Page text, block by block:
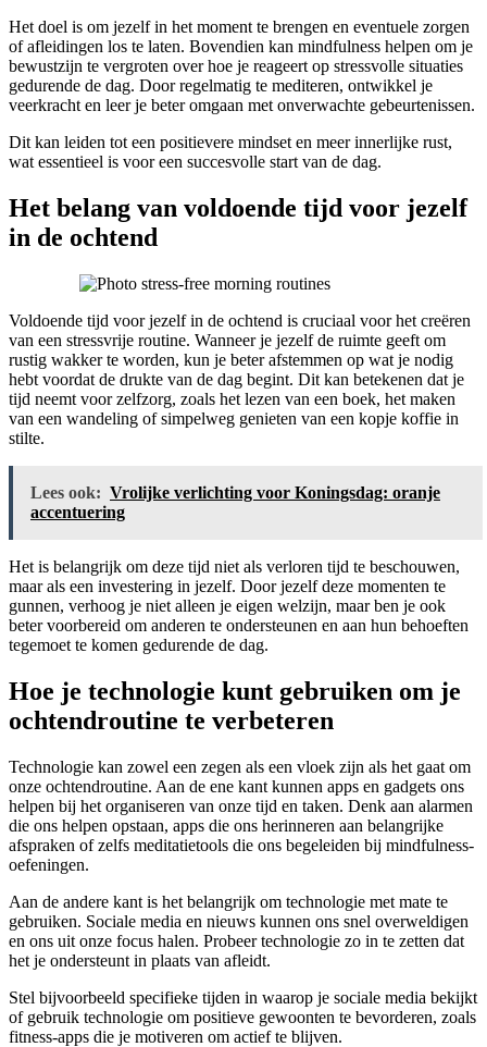
Het doel is om jezelf in het moment te brengen en eventuele zorgen
of afleidingen los te laten. Bovendien kan mindfulness helpen om je
bewustzijn te vergroten over hoe je reageert op stressvolle situaties
gedurende de dag. Door regelmatig te mediteren, ontwikkel je
veerkracht en leer je beter omgaan met onverwachte gebeurtenissen.
Dit kan leiden tot een positievere mindset en meer innerlijke rust,
wat essentieel is voor een succesvolle start van de dag.
Het belang van voldoende tijd voor jezelf
in de ochtend
Voldoende tijd voor jezelf in de ochtend is cruciaal voor het creëren
van een stressvrije routine. Wanneer je jezelf de ruimte geeft om
rustig wakker te worden, kun je beter afstemmen op wat je nodig
hebt voordat de drukte van de dag begint. Dit kan betekenen dat je
tijd neemt voor zelfzorg, zoals het lezen van een boek, het maken
van een wandeling of simpelweg genieten van een kopje koffie in
stilte.
Lees ook: Vrolijke verlichting voor Koningsdag: oranje
accentuering
Het is belangrijk om deze tijd niet als verloren tijd te beschouwen,
maar als een investering in jezelf. Door jezelf deze momenten te
gunnen, verhoog je niet alleen je eigen welzijn, maar ben je ook
beter voorbereid om anderen te ondersteunen en aan hun behoeften
tegemoet te komen gedurende de dag.
Hoe je technologie kunt gebruiken om je
ochtendroutine te verbeteren
Technologie kan zowel een zegen als een vloek zijn als het gaat om
onze ochtendroutine. Aan de ene kant kunnen apps en gadgets ons
helpen bij het organiseren van onze tijd en taken. Denk aan alarmen
die ons helpen opstaan, apps die ons herinneren aan belangrijke
afspraken of zelfs meditatietools die ons begeleiden bij mindfulness-
oefeningen.
Aan de andere kant is het belangrijk om technologie met mate te
gebruiken. Sociale media en nieuws kunnen ons snel overweldigen
en ons uit onze focus halen. Probeer technologie zo in te zetten dat
het je ondersteunt in plaats van afleidt.
Stel bijvoorbeeld specifieke tijden in waarop je sociale media bekijkt
of gebruik technologie om positieve gewoonten te bevorderen, zoals
fitness-apps die je motiveren om actief te blijven.